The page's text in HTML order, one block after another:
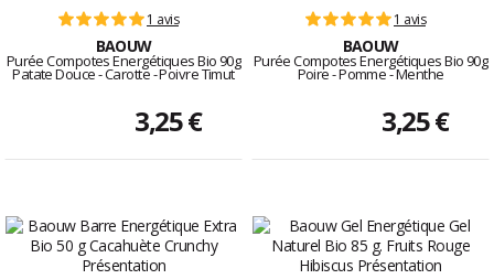
1 avis
BAOUW
Purée Compotes Energétiques Bio 90g
Patate Douce - Carotte - Poivre Timut
3,25 €
1 avis
BAOUW
Purée Compotes Energétiques Bio 90g
Poire - Pomme - Menthe
3,25 €